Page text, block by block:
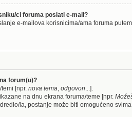
ci foruma poslati e-mail?
e-mailova korisnicima/ama foruma
forum(u)?
[npr. nova tema odgovori ...].
na dnu ekrana foruma/teme [npr.
la, postanje može biti omogućeno